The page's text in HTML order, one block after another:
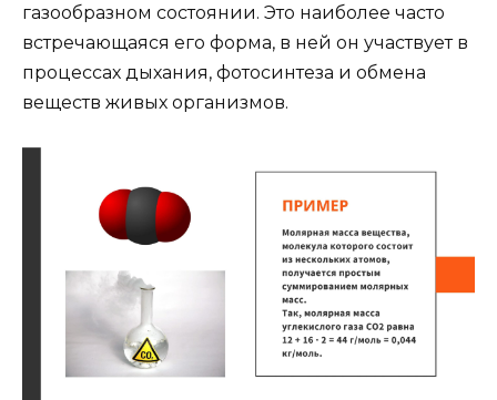
газообразном состоянии. Это наиболее часто
встречающаяся его форма, в ней он участвует в
процессах дыхания, фотосинтеза и обмена
веществ живых организмов.